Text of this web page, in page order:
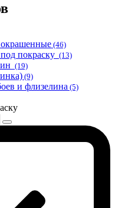
(46)
покраску (13)
(19)
(9)
и флизелина (5)